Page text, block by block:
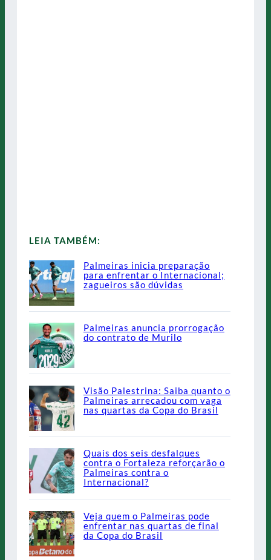
LEIA TAMBÉM:
Palmeiras inicia preparação
para enfrentar o Internacional;
zagueiros são dúvidas
Palmeiras anuncia prorrogação
do contrato de Murilo
Visão Palestrina: Saiba quanto o
Palmeiras arrecadou com vaga
nas quartas da Copa do Brasil
Quais dos seis desfalques
contra o Fortaleza reforçarão o
Palmeiras contra o
Internacional?
Veja quem o Palmeiras pode
enfrentar nas quartas de final
da Copa do Brasil